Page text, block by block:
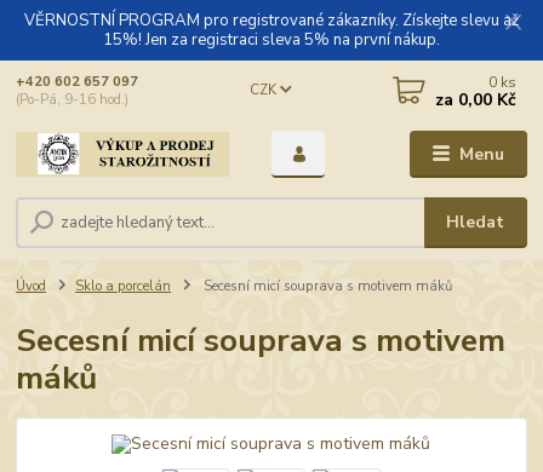
VĚRNOSTNÍ PROGRAM pro registrované zákazníky. Získejte slevu až
15%! Jen za registraci sleva 5% na první nákup.
Menu
CZK
Hledat
+420 602 657 097
(Po-Pá, 9-16 hod.)
0 ks
za 0,00 Kč
Úvod Sklo a porcelán Secesní micí souprava s motivem máků
Secesní micí souprava s motivem
máků